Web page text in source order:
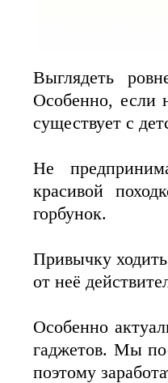
Выглядеть
Особенно, если
существует с
Не
красивой
горбунок.
Привычку
от неё
Особенно
гаджетов. Мы
поэтому